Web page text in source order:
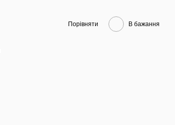
Порівняти В бажання